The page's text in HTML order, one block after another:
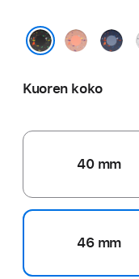
Alpenglow
Blue
Kuoren koko
40 mm
46 mm